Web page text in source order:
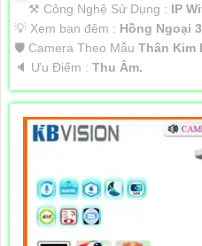
⚒ Công Nghệ Sử Dụng : IP
💡 Xem ban đêm : Hồng Ngoại
🛡 Camera Theo Mẫu Thân Kim
️🔈 Ưu Điểm : Thu Âm.